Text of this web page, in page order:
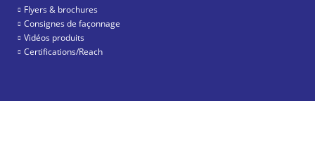
Flyers & brochures
Consignes de façonnage
Vidéos produits
Certifications/Reach